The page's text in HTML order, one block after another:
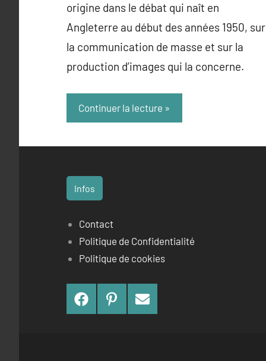
origine dans le débat qui naît en
Angleterre au début des années 1950, sur
la communication de masse et sur la
production d’images qui la concerne.
Continuer la lecture
Infos
Contact
Politique de Confidentialité
Politique de cookies
FacebookPinterestContact